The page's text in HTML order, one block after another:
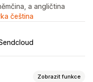
a angličtina
čeština
Zobrazit funkce